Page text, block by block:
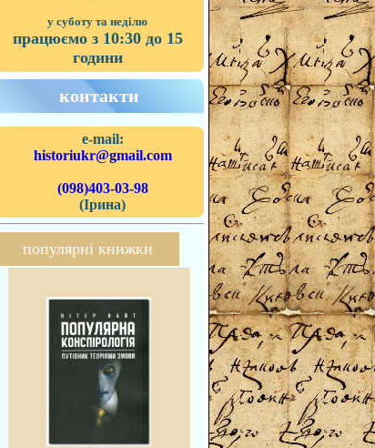
у суботу та неділю
працюємо з 10:30 до 15
години
контакти
e-mail:
historiukr@gmail.com
(098)403-03-98
(Ірина)
популярні книжки